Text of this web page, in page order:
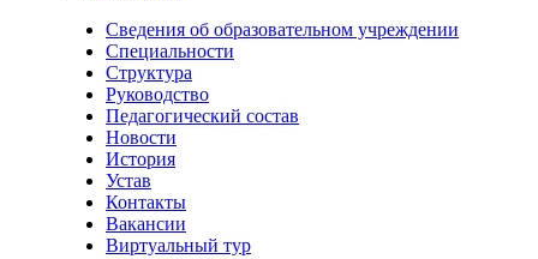
Сведения об образовательном учреждении
Специальности
Структура
Руководство
Педагогический состав
Новости
История
Устав
Контакты
Вакансии
Виртуальный тур